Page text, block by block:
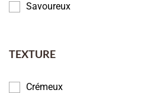
Savoureux
TEXTURE
Crémeux